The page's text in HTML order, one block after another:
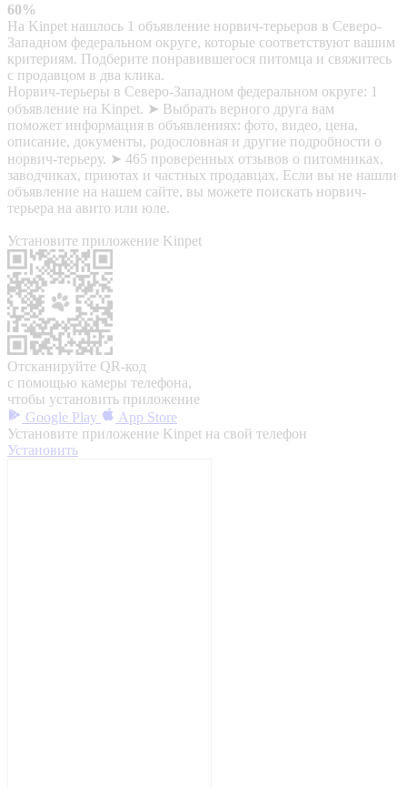
60%
На Kinpet нашлось 1 объявление норвич-терьеров в Северо-
Западном федеральном округе, которые соответствуют вашим
критериям. Подберите понравившегося питомца и свяжитесь
с продавцом в два клика.
Норвич-терьеры в Северо-Западном федеральном округе: 1
объявление на Kinpet. ➤ Выбрать верного друга вам
поможет информация в объявлениях: фото, видео, цена,
описание, документы, родословная и другие подробности о
норвич-терьеру. ➤ 465 проверенных отзывов о питомниках,
заводчиках, приютах и частных продавцах. Если вы не нашли
объявление на нашем сайте, вы можете поискать норвич-
терьера на авито или юле.
Установите приложение Kinpet
Отсканируйте QR-код
с помощью камеры телефона,
чтобы установить приложение
Google Play
App Store
Установите приложение Kinpet на свой телефон
Установить